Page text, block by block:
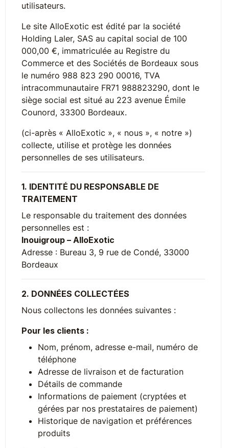
utilisateurs.
Le site AlloExotic est édité par la société
Holding Laler, SAS au capital social de 100
000,00 €, immatriculée au Registre du
Commerce et des Sociétés de Bordeaux sous
le numéro 988 823 290 00016, TVA
intracommunautaire FR71 988823290, dont le
siège social est situé au 223 avenue Émile
Counord, 33300 Bordeaux.
(ci-après « AlloExotic », « nous », « notre »)
collecte, utilise et protège les données
personnelles de ses utilisateurs.
1. IDENTITÉ DU RESPONSABLE DE
TRAITEMENT
Le responsable du traitement des données
personnelles est :
Inouigroup – AlloExotic
Adresse : Bureau 3, 9 rue de Condé, 33000
Bordeaux
2. DONNÉES COLLECTÉES
Nous collectons les données suivantes :
Pour les clients :
Nom, prénom, adresse e-mail, numéro de
téléphone
Adresse de livraison et de facturation
Détails de commande
Informations de paiement (cryptées et
gérées par nos prestataires de paiement)
Historique de navigation et préférences
produits